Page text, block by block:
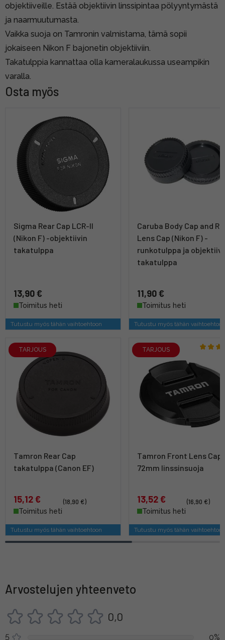
objektiiveille. Estää objektiivin linssipintaa pölyyntymästä
ja naarmuutumasta.
Vaikka suoja on Tamronin valmistama, tämä sopii
jokaiseen Nikon F bajonetin objektiiviin.
Takatulppia kannattaa olla kameralaukussa useampikin
varalla.
Osta myös
Sigma Rear Cap LCR-II
(Nikon F) -objektiivin
takatulppa
13,90 €
Toimitus heti
Tutustu myös tähän vaihtoehtoon
Caruba Body Cap and
Lens Cap (Nikon F) -
runkotulppa ja
takatulppa
11,90 €
Toimitus heti
Tutustu myös tähän
TARJOUS
Tamron Rear Cap
takatulppa (Canon EF)
15,12 €
(18,90 €)
Toimitus heti
Tutustu myös tähän vaihtoehtoon
TARJOUS
Tamron Front Lens Cap
72mm linssinsuoja
13,52 €
(16,90 €)
Toimitus heti
Tutustu myös tähän
Arvostelujen yhteenveto
0,0
5 0%